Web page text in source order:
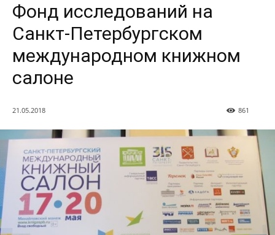
Фонд исследований на
Санкт-Петербургском
международном книжном
салоне
21.05.2018 861